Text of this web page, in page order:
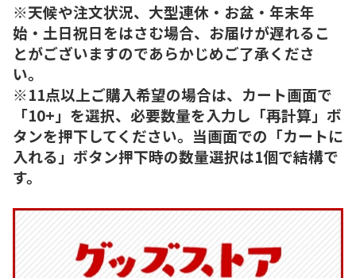
※天候や注文状況、大型連休・お盆・年末年
始・土日祝日をはさむ場合、お届けが遅れるこ
とがございますのであらかじめご了承くださ
い。
※11点以上ご購入希望の場合は、カート画面で
「10+」を選択、必要数量を入力し「再計算」ボ
タンを押下してください。当画面での「カートに
入れる」ボタン押下時の数量選択は1個で結構で
す。